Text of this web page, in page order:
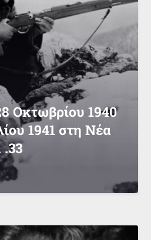
Οκτωβρίου 1940
1941 στη Νέα
.33